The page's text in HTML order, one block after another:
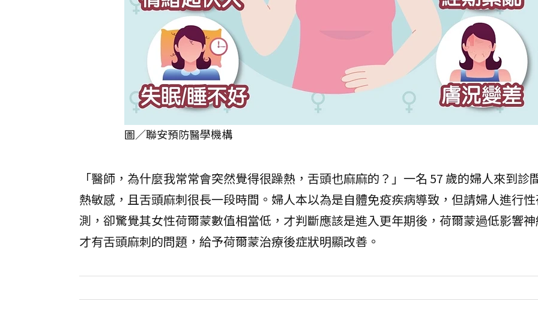
圖／聯安預防醫學機構
「醫師，為什麼我常常會突然覺得很躁熱，舌頭也麻麻的？」一名 57 歲的婦人來到診
熱敏感，且舌頭麻刺很長一段時間。婦人本以為是自體免疫疾病導致，但請婦人進行
測，卻驚覺其女性荷爾蒙數值相當低，才判斷應該是進入更年期後，荷爾蒙過低影響
才有舌頭麻刺的問題，給予荷爾蒙治療後症狀明顯改善。